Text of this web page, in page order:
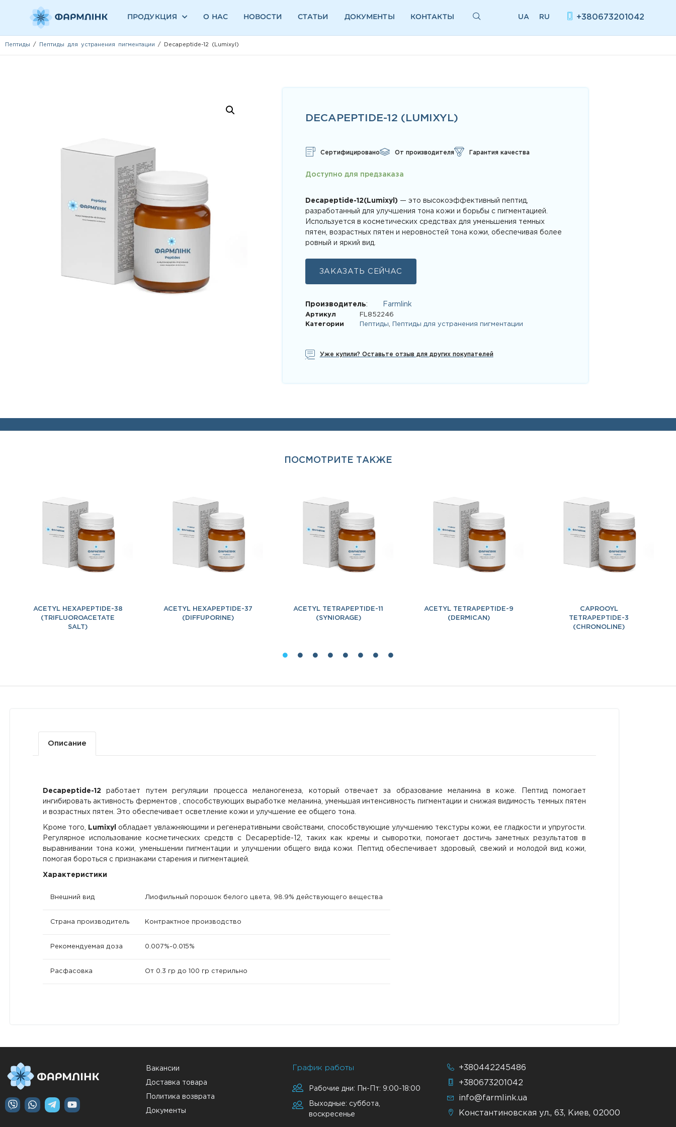
ПРОДУКЦИЯ О НАС НОВОСТИ СТАТЬИ ДОКУМЕНТЫ КОНТАКТЫ UA RU +380673201042
Пептиды / Пептиды для устранения пигментации / Decapeptide-12 (Lumixyl)
DECAPEPTIDE-12 (LUMIXYL)
Сертифицировано От производителя Гарантия качества
Доступно для предзаказа
Decapeptide-12(Lumixyl) — это высокоэффективный пептид,
разработанный для улучшения тона кожи и борьбы с пигментацией.
Используется в косметических средствах для уменьшения темных
пятен, возрастных пятен и неровностей тона кожи, обеспечивая более
ровный и яркий вид.
ЗАКАЗАТЬ СЕЙЧАС
Производитель: Farmlink
Артикул
FL852246
Категории
Пептиды Пептиды для устранения пигментации
Уже купили? Оставьте отзыв для других покупателей
ПОСМОТРИТЕ ТАКЖЕ
ACETYL HEXAPEPTIDE-38
(TRIFLUOROACETATE
SALT)
ACETYL HEXAPEPTIDE-37
(DIFFUPORINE)
ACETYL TETRAPEPTIDE-11
(SYNIORAGE)
ACETYL TETRAPEPTIDE-9
(DERMICAN)
CAPROOYL
TETRAPEPTIDE-3
(CHRONOLINE)
Описание
Decapeptide-12 работает путем регуляции процесса меланогенеза, который отвечает за образование меланина в коже. Пептид помогает
ингибировать активность ферментов , способствующих выработке меланина, уменьшая интенсивность пигментации и снижая видимость темных пятен
и возрастных пятен. Это обеспечивает осветление кожи и улучшение ее общего тона.
Кроме того, Lumixyl
обладает увлажняющими и регенеративными свойствами, способствующие улучшению текстуры кожи, ее гладкости и упругости.
Регулярное использование косметических средств с Decapeptide-12, таких как кремы и сыворотки, помогает достичь заметных результатов в
выравнивании тона кожи, уменьшении пигментации и улучшении общего вида кожи. Пептид обеспечивает здоровый, свежий и молодой вид кожи,
помогая бороться с признаками старения и пигментацией.
Характеристики
Внешний вид Лиофильный порошок белого цвета, 98.9% действующего вещества
Страна производитель Контрактное производство
Рекомендуемая доза 0.007%-0.015%
Расфасовка От 0.3 гр до 100 гр стерильно
Вакансии
Доставка товара
Политика возврата
Документы
График работы
Рабочие дни: Пн-Пт: 9:00-18:00
Выходные: суббота,
воскресенье
+380442245486
+380673201042
info@farmlink.ua
Константиновская ул., 63, Киев, 02000